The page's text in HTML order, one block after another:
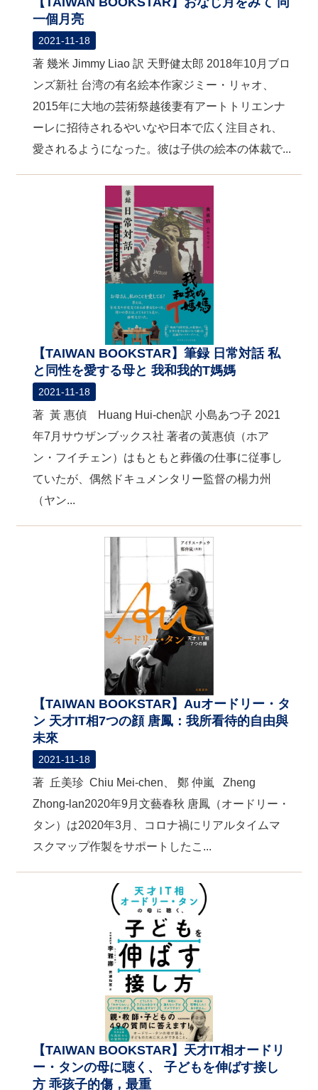
一個月亮
2021-11-18
著 幾米 Jimmy Liao 訳 天野健太郎 2018年10月ブロ
ンズ新社 台湾の有名絵本作家ジミー・リャオ、
2015年に大地の芸術祭越後妻有アートトリエンナ
ーレに招待されるやいなや日本で広く注目され、
愛されるようになった。彼は子供の絵本の体裁で...
【TAIWAN BOOKSTAR】筆録 日常対話 私
と同性を愛する母と 我和我的T媽媽
2021-11-18
著 黃 惠偵 Huang Hui-chen訳 小島あつ子 2021
年7月サウザンブックス社 著者の黃惠偵（ホア
ン・フイチェン）はもともと葬儀の仕事に従事し
ていたが、偶然ドキュメンタリー監督の楊力州
（ヤン...
【TAIWAN BOOKSTAR】Auオードリー・タ
ン 天才IT相7つの顔 唐鳳：我所看待的自由與
未來
2021-11-18
著 丘美珍 Chiu Mei-chen、 鄭 仲嵐 Zheng
Zhong-lan2020年9月文藝春秋 唐鳳（オードリー・
タン）は2020年3月、コロナ禍にリアルタイムマ
スクマップ作製をサポートしたこ...
【TAIWAN BOOKSTAR】天才IT相オードリ
ー・タンの母に聴く、 子どもを伸ばす接し
方 乖孩子的傷，最重